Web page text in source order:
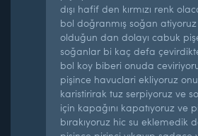
dışı hafif den kırmızı renk
bol doğranmış soğan atiyoruz
olduğun dan dolayı cabuk
soğanlar bi kaç defa
bol koy biberi onuda
pişince havuclari ekliyoruz
karistirirak tuz serpiyoruz ve
için kapağını kapatıyoruz ve
bırakıyoruz hic su eklemedik